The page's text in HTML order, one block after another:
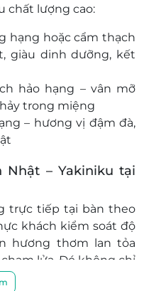
chất lượng cao:
hạng hoặc cẩm thạch
giàu dinh dưỡng, kết
hảo hạng – vân mỡ
trong miệng
– hương vị đậm đà,
Nhật – Yakiniku tại
trực tiếp tại bàn theo
khách kiểm soát độ
hương thơm lan tỏa
lửa. Đó không chỉ
thưởng thức đầy tính